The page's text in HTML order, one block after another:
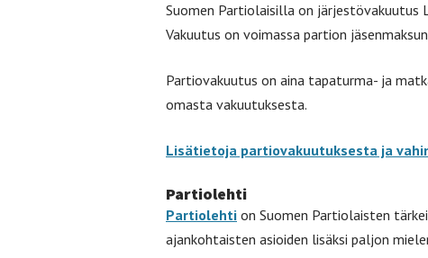
Suomen Partiolaisilla on järjestövakuutus
Vakuutus on voimassa partion
Partiovakuutus on aina tapaturma- ja
omasta vakuutuksesta.
Lisätietoja partiovakuutuksesta ja
Partiolehti
Partiolehti on Suomen Partiolaisten
ajankohtaisten asioiden lisäksi paljon